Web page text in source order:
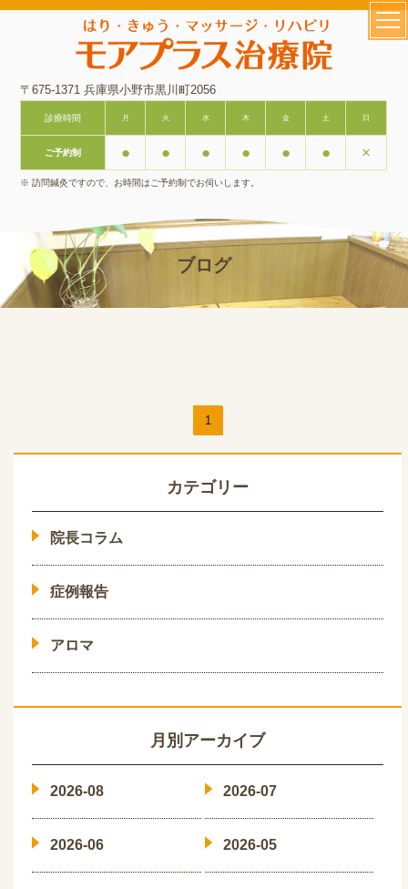
〒675-1371 兵庫県小野市黒川町2056
診療時間 月 火 水 木 金 土 日
ご予約制 ● ● ● ● ● ● ×
※ 訪問鍼灸ですので、お時間はご予約制でお伺いします。
ブログ
1
カテゴリー
院長コラム
症例報告
アロマ
月別アーカイブ
2026-08 2026-07
2026-06 2026-05